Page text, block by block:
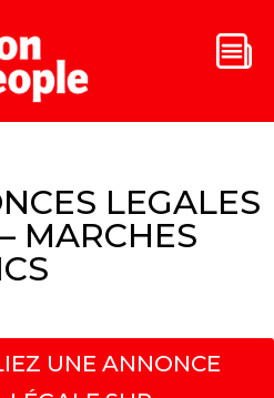
LEGALES
MARCHES
UNE ANNONCE